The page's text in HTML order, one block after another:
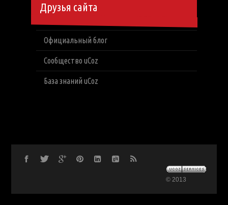
Друзья сайта
Официальный блог
Сообщество uCoz
База знаний uCoz
© 2013